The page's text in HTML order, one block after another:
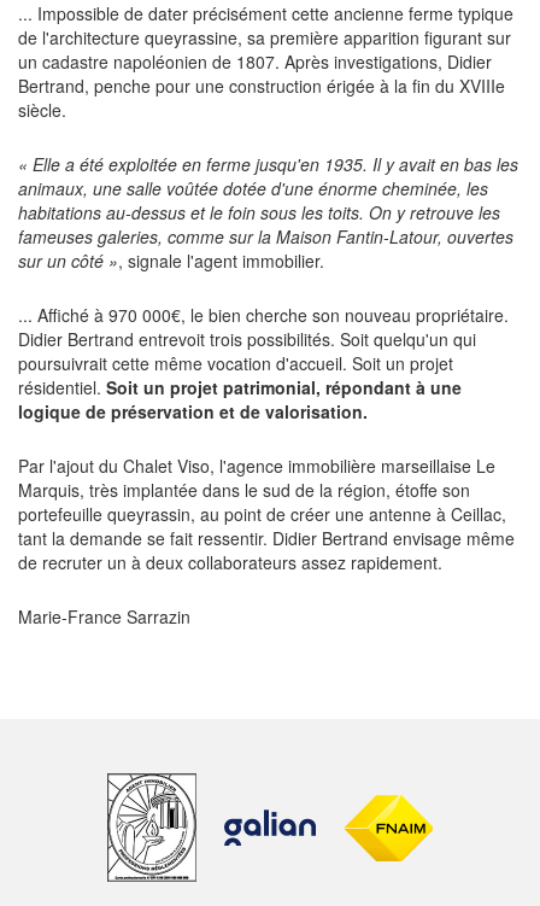
... Impossible de dater précisément cette ancienne ferme typique
de l'architecture queyrassine, sa première apparition figurant sur
un cadastre napoléonien de 1807. Après investigations, Didier
Bertrand, penche pour une construction érigée à la fin du XVIIIe
siècle.
« Elle a été exploitée en ferme jusqu'en 1935. Il y avait en bas les
animaux, une salle voûtée dotée d'une énorme cheminée, les
habitations au-dessus et le foin sous les toits. On y retrouve les
fameuses galeries, comme sur la Maison Fantin-Latour, ouvertes
sur un côté », signale l'agent immobilier.
... Affiché à 970 000€, le bien cherche son nouveau propriétaire.
Didier Bertrand entrevoit trois possibilités. Soit quelqu'un qui
poursuivrait cette même vocation d'accueil. Soit un projet
résidentiel. Soit un projet patrimonial, répondant à une
logique de préservation et de valorisation.
Par l'ajout du Chalet Viso, l'agence immobilière marseillaise Le
Marquis, très implantée dans le sud de la région, étoffe son
portefeuille queyrassin, au point de créer une antenne à Ceillac,
tant la demande se fait ressentir. Didier Bertrand envisage même
de recruter un à deux collaborateurs assez rapidement.
Marie-France Sarrazin